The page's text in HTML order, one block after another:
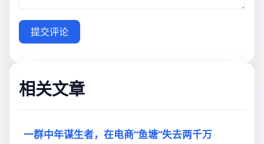
提交评论
相关文章
一群中年谋生者，在电商“鱼塘”失去两千万